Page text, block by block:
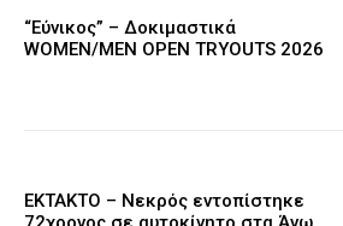
“Εύνικος” – Δοκιμαστικά
WOMEN/MEN OPEN TRYOUTS 2026
EKTAKTO – Νεκρός εντοπίστηκε